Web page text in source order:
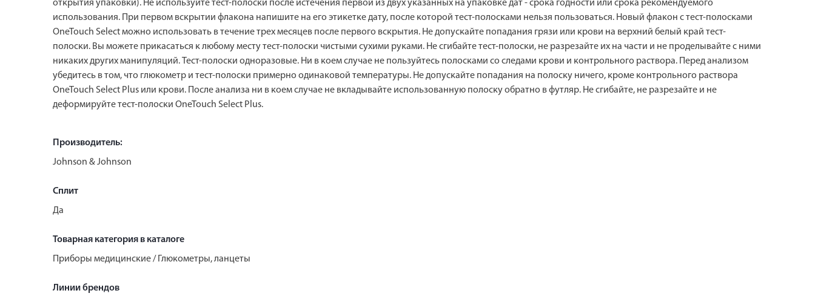
открытия упаковки). Не используйте тест-полоски после истечения первой из двух указанных на упаковке дат - срока годности или срока рекомендуемого
использования. При первом вскрытии флакона напишите на его этикетке дату, после которой тест-полосками нельзя пользоваться. Новый флакон с тест-полосками
OneTouch Select можно использовать в течение трех месяцев после первого вскрытия. Не допускайте попадания грязи или крови на верхний белый край тест-
полоски. Вы можете прикасаться к любому месту тест-полоски чистыми сухими руками. Не сгибайте тест-полоски, не разрезайте их на части и не проделывайте с ними
никаких других манипуляций. Тест-полоски одноразовые. Ни в коем случае не пользуйтесь полосками со следами крови и контрольного раствора. Перед анализом
убедитесь в том, что глюкометр и тест-полоски примерно одинаковой температуры. Не допускайте попадания на полоску ничего, кроме контрольного раствора
OneTouch Select Plus или крови. После анализа ни в коем случае не вкладывайте использованную полоску обратно в футляр. Не сгибайте, не разрезайте и не
деформируйте тест-полоски OneTouch Select Plus.
Производитель:
Johnson & Johnson
Сплит
Да
Товарная категория в каталоге
Приборы медицинские / Глюкометры, ланцеты
Линии брендов